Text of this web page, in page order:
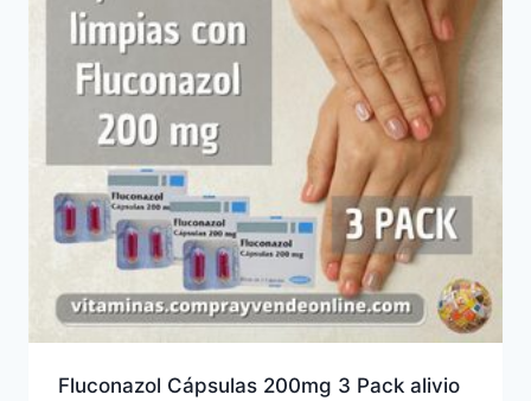
Fluconazol Cápsulas 200mg 3 Pack alivio